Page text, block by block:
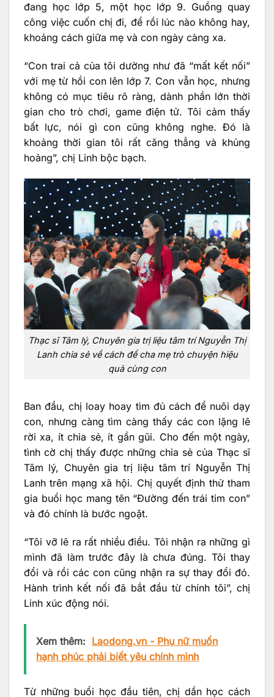
đang học lớp 5, một học lớp 9. Guồng quay
công việc cuốn chị đi, để rồi lúc nào không hay,
khoảng cách giữa mẹ và con ngày càng xa.
“Con trai cả của tôi dường như đã “mất kết nối”
với mẹ từ hồi con lên lớp 7. Con vẫn học, nhưng
không có mục tiêu rõ ràng, dành phần lớn thời
gian cho trò chơi, game điện tử. Tôi cảm thấy
bất lực, nói gì con cũng không nghe. Đó là
khoảng thời gian tôi rất căng thẳng và khủng
hoảng”, chị Linh bộc bạch.
Thạc sĩ Tâm lý, Chuyên gia trị liệu tâm trí Nguyễn Thị
Lanh chia sẻ về cách để cha mẹ trò chuyện hiệu
quả cùng con
Ban đầu, chị loay hoay tìm đủ cách để nuôi dạy
con, nhưng càng tìm càng thấy các con lặng lẽ
rời xa, ít chia sẻ, ít gần gũi. Cho đến một ngày,
tình cờ chị thấy được những chia sẻ của Thạc sĩ
Tâm lý, Chuyên gia trị liệu tâm trí Nguyễn Thị
Lanh trên mạng xã hội. Chị quyết định thử tham
gia buổi học mang tên “Đường đến trái tim con”
và đó chính là bước ngoặt.
“Tôi vỡ lẽ ra rất nhiều điều. Tôi nhận ra những gì
mình đã làm trước đây là chưa đúng. Tôi thay
đổi và rồi các con cũng nhận ra sự thay đổi đó.
Hành trình kết nối đã bắt đầu từ chính tôi”, chị
Linh xúc động nói.
Xem thêm: Laodong.vn - Phụ nữ muốn
hạnh phúc phải biết yêu chính mình
Từ những buổi học đầu tiên, chị dần học cách